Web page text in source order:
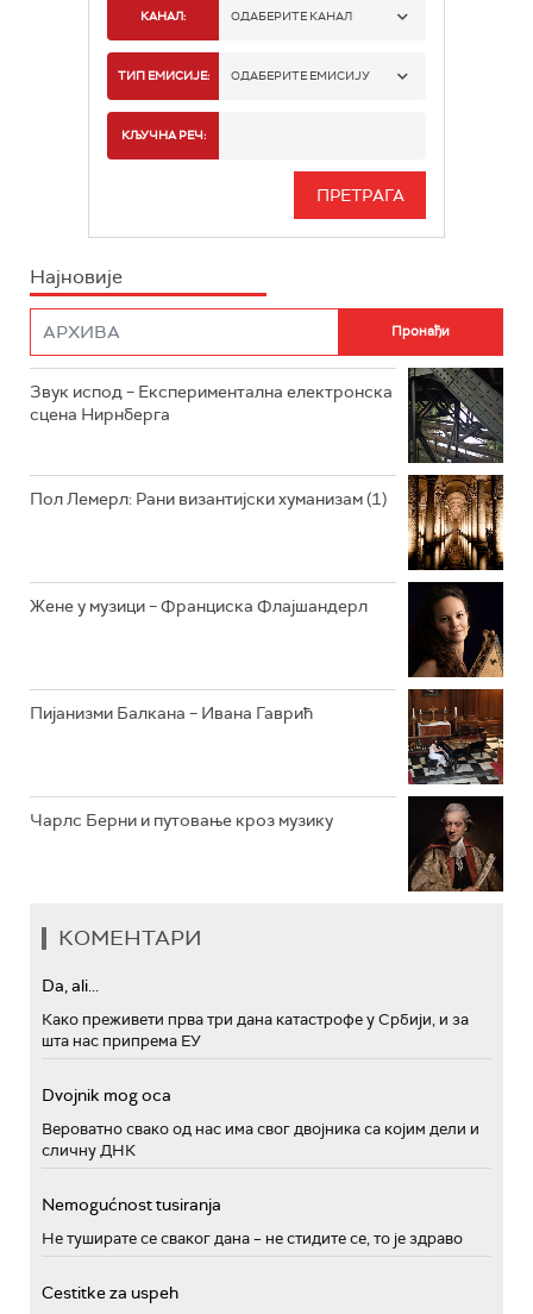
КАНАЛ: ОДАБЕРИТЕ КАНАЛ
РАДИО БЕОГРАД 1
РАДИО БЕОГРАД 3
РАДИО РОКЕНРОЛЕР
РАДИО ЏЕЗЕР
ТИП ЕМИСИЈЕ: ОДАБЕРИТЕ ЕМИСИЈУ
ИНФО
КЉУЧНА РЕЧ:
Најновије
Звук испод – Експериментална електронска
сцена Нирнберга
Пол Лемерл: Рани византијски хуманизам (1)
Жене у музици – Франциска Флајшандерл
Пијанизми Балкана – Ивана Гаврић
Чарлс Берни и путовање кроз музику
КОМЕНТАРИ
Da, ali...
Како преживети прва три дана катастрофе у Србији, и за
шта нас припрема ЕУ
Dvojnik mog oca
Вероватно свако од нас има свог двојника са којим дели и
сличну ДНК
Nemogućnost tusiranja
Не туширате се сваког дана – не стидите се, то је здраво
Cestitke za uspeh